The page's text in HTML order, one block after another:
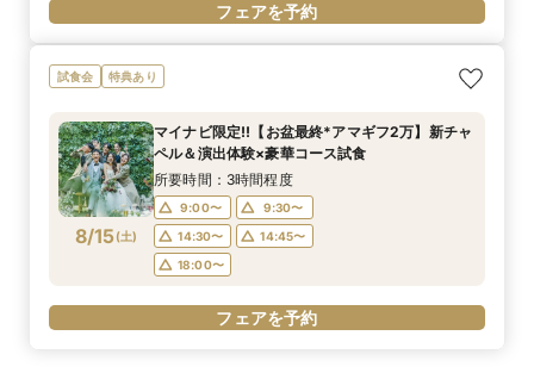
フェアを予約
試食会 特典あり
8/15(土)
マイナビ限定!!【お盆最終*アマギフ2万】新チャ
ペル＆演出体験×豪華コース試食
所要時間：3時間程度
9:00〜
9:30〜
14:30〜
14:45〜
18:00〜
フェアを予約